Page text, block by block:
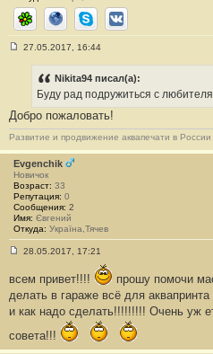
ICQ СайтSkypeВКонтакте
н
и
е
#
1
3
0
2
27.05.2017, 16:44
Nikita94 писал(а):
Буду рад подружиться с
Добро пожаловать!
Развитие и продвижение аквапечати в
Evgenchik
Новичок
Возраст: 33
Репутация: 0
Сообщения: 2
Имя: Євгений
Откуда: Україна,Тячев
о
б
щ
е
и
28.05.2017, 17:21
всем привет!!!!
прошу помочи
делать в гараже всё для
и как надо сделать!!!!!!!!! Очень уж
совета!!!